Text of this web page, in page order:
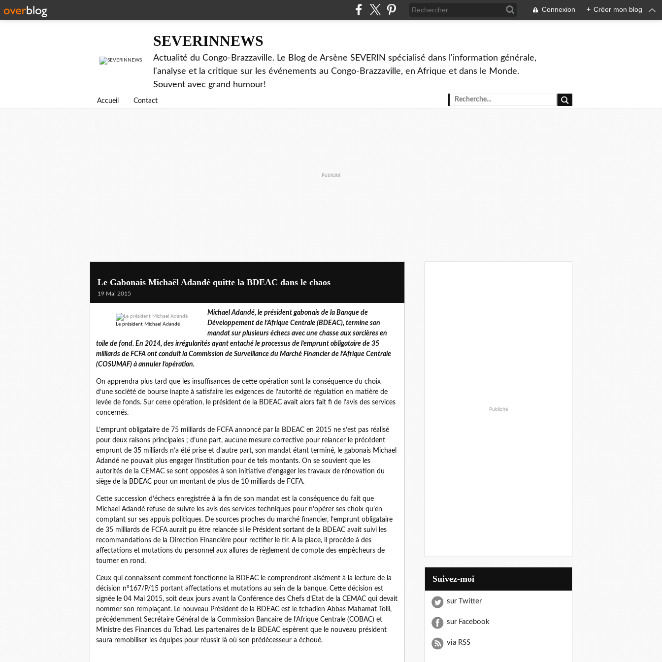
Connexion + Créer mon blog
SEVERINNEWS
Actualité du Congo-Brazzaville. Le Blog de Arsène SEVERIN spécialisé dans l'information générale,
l'analyse et la critique sur les événements au Congo-Brazzaville, en Afrique et dans le Monde.
Souvent avec grand humour!
Accueil Contact
Publicité
Le Gabonais Michaël Adandé quitte la BDEAC dans le chaos
19 Mai 2015
Le président Michael Adandé
Michael Adandé, le président gabonais de la Banque de
Développement de l’Afrique Centrale (BDEAC), termine son
mandat sur plusieurs échecs avec une chasse aux sorcières en
toile de fond. En 2014, des irrégularités ayant entaché le processus de l’emprunt obligataire de 35
milliards de FCFA ont conduit la Commission de Surveillance du Marché Financier de l’Afrique Centrale
(COSUMAF) à annuler l’opération.
On apprendra plus tard que les insuffisances de cette opération sont la conséquence du choix
d’une société de bourse inapte à satisfaire les exigences de l’autorité de régulation en matière de
levée de fonds. Sur cette opération, le président de la BDEAC avait alors fait fi de l’avis des services
concernés.
L’emprunt obligataire de 75 milliards de FCFA annoncé par la BDEAC en 2015 ne s’est pas réalisé
pour deux raisons principales ; d’une part, aucune mesure corrective pour relancer le précédent
emprunt de 35 milliards n’a été prise et d’autre part, son mandat étant terminé, le gabonais Michael
Adandé ne pouvait plus engager l’institution pour de tels montants. On se souvient que les
autorités de la CEMAC se sont opposées à son initiative d’engager les travaux de rénovation du
siège de la BDEAC pour un montant de plus de 10 milliards de FCFA.
Cette succession d’échecs enregistrée à la fin de son mandat est la conséquence du fait que
Michael Adandé refuse de suivre les avis des services techniques pour n’opérer ses choix qu’en
comptant sur ses appuis politiques. De sources proches du marché financier, l’emprunt obligataire
de 35 milliards de FCFA aurait pu être relancée si le Président sortant de la BDEAC avait suivi les
recommandations de la Direction Financière pour rectifier le tir. A la place, il procède à des
affectations et mutations du personnel aux allures de règlement de compte des empêcheurs de
tourner en rond.
Ceux qui connaissent comment fonctionne la BDEAC le comprendront aisément à la lecture de la
décision n°167/P/15 portant affectations et mutations au sein de la banque. Cette décision est
signée le 04 Mai 2015, soit deux jours avant la Conférence des Chefs d’Etat de la CEMAC qui devait
nommer son remplaçant. Le nouveau Président de la BDEAC est le tchadien Abbas Mahamat Tolli,
précédemment Secrétaire Général de la Commission Bancaire de l’Afrique Centrale (COBAC) et
Ministre des Finances du Tchad. Les partenaires de la BDEAC espèrent que le nouveau président
saura remobiliser les équipes pour réussir là où son prédécesseur a échoué.
Publicité
Suivez-moi
sur Twitter
sur Facebook
via RSS